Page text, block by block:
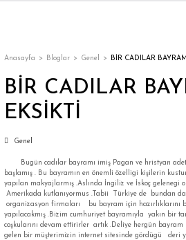
Anasayfa Bloglar Genel BİR CADILAR
BİR CADILAR
EKSİKTİ
Genel
Bugün cadılar bayramı imiş Pagan ve hristyan
başlamış . Bu bayramın en önemli özelligi kişilerin
yapılan makyajlarmış .Aslında İngiliz ve İskoç
Amerikada kutlanıyormus .Tabii Türkiye de bundan
organizasyon firmaları bu bayram için hazırlıklarını
yapılacakmış .Bizim cumhuriyet bayramıyla yakın bir
coşkularını devam ettirirler artık .Deliye hergün
gelen bir müşterimizin internet sitesinde gördügü deri